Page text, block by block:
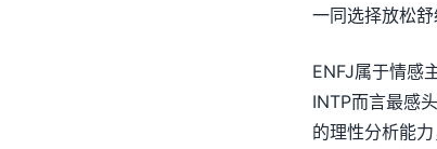
一同选择放松舒
ENFJ属于情感
INTP而言最感
的理性分析能